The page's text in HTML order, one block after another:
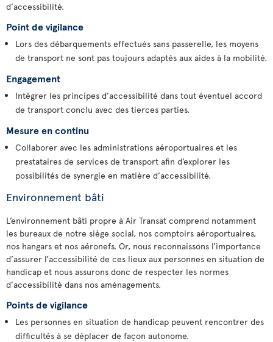
d’accessibilité.
Point de vigilance
Lors des débarquements effectués sans passerelle, les moyens
de transport ne sont pas toujours adaptés aux aides à la mobilité.
Engagement
Intégrer les principes d’accessibilité dans tout éventuel accord
de transport conclu avec des tierces parties.
Mesure en continu
Collaborer avec les administrations aéroportuaires et les
prestataires de services de transport afin d’explorer les
possibilités de synergie en matière d’accessibilité.
Environnement bâti
L’environnement bâti propre à Air Transat comprend notamment
les bureaux de notre siège social, nos comptoirs aéroportuaires,
nos hangars et nos aéronefs. Or, nous reconnaissons l’importance
d’assurer l’accessibilité de ces lieux aux personnes en situation de
handicap et nous assurons donc de respecter les normes
d’accessibilité dans nos aménagements.
Points de vigilance
Les personnes en situation de handicap peuvent rencontrer des
difficultés à se déplacer de façon autonome.